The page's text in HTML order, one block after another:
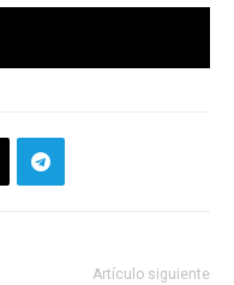
Artículo siguiente